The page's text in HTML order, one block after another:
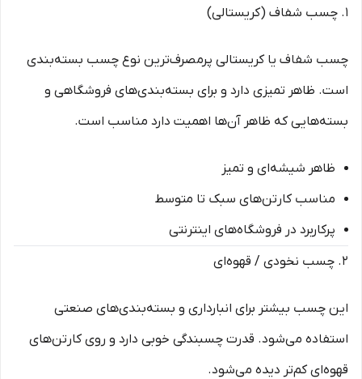
۱. چسب شفاف (کریستالی)
چسب شفاف یا کریستالی پرمصرف‌ترین نوع چسب بسته‌بندی
است. ظاهر تمیزی دارد و برای بسته‌بندی‌های فروشگاهی و
بسته‌هایی که ظاهر آن‌ها اهمیت دارد مناسب است.
ظاهر شیشه‌ای و تمیز
مناسب کارتن‌های سبک تا متوسط
پرکاربرد در فروشگاه‌های اینترنتی
۲. چسب نخودی / قهوه‌ای
این چسب بیشتر برای انبارداری و بسته‌بندی‌های صنعتی
استفاده می‌شود. قدرت چسبندگی خوبی دارد و روی کارتن‌های
قهوه‌ای کم‌تر دیده می‌شود.